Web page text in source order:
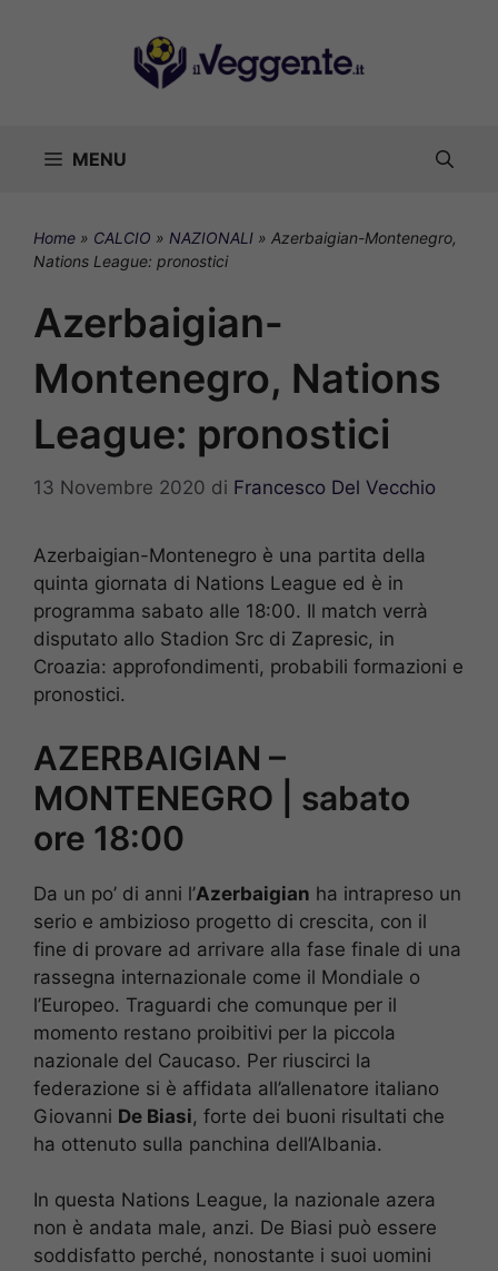
MENU
Home » CALCIO » NAZIONALI » Azerbaigian-Montenegro,
Nations League: pronostici
Azerbaigian-
Montenegro, Nations
League: pronostici
13 Novembre 2020 di Francesco Del Vecchio
Azerbaigian-Montenegro è una partita della
quinta giornata di Nations League ed è in
programma sabato alle 18:00. Il match verrà
disputato allo Stadion Src di Zapresic, in
Croazia: approfondimenti, probabili formazioni e
pronostici.
AZERBAIGIAN –
MONTENEGRO | sabato
ore 18:00
Da un po’ di anni l’Azerbaigian ha intrapreso un
serio e ambizioso progetto di crescita, con il
fine di provare ad arrivare alla fase finale di una
rassegna internazionale come il Mondiale o
l’Europeo. Traguardi che comunque per il
momento restano proibitivi per la piccola
nazionale del Caucaso. Per riuscirci la
federazione si è affidata all’allenatore italiano
Giovanni De Biasi, forte dei buoni risultati che
ha ottenuto sulla panchina dell’Albania.
In questa Nations League, la nazionale azera
non è andata male, anzi. De Biasi può essere
soddisfatto perché, nonostante i suoi uomini